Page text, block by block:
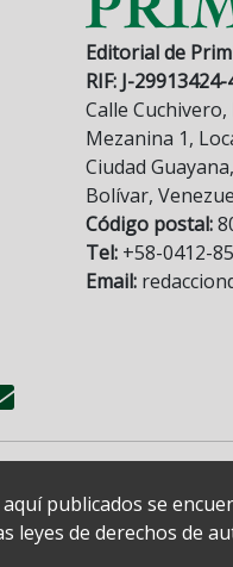
Editorial de
RIF: J-29913424-
Calle
Mezanina 1,
Ciudad
Bolívar,
Código postal:
Tel: +58-0412-
Email:
publicados se
de derechos de